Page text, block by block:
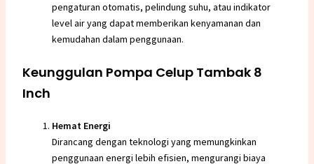
pengaturan otomatis, pelindung suhu, atau indikator
level air yang dapat memberikan kenyamanan dan
kemudahan dalam penggunaan.
Keunggulan Pompa Celup Tambak 8
Inch
Hemat Energi
Dirancang dengan teknologi yang memungkinkan
penggunaan energi lebih efisien, mengurangi biaya